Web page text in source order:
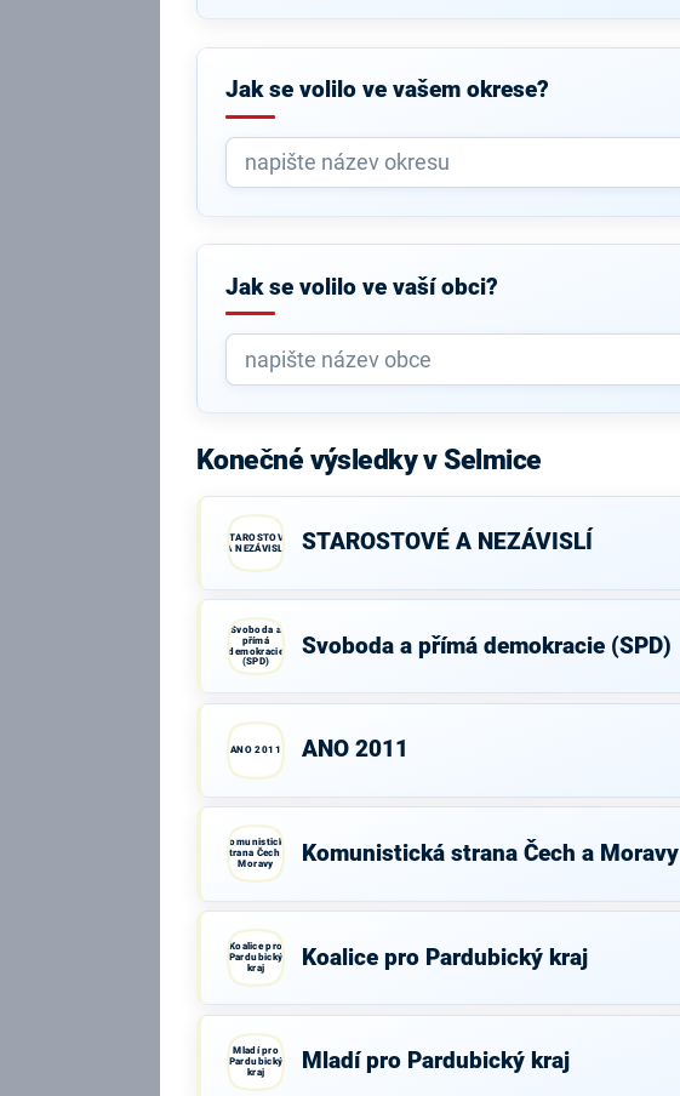
Jak se volilo ve vašem okrese?
Jak se volilo ve vaší obci?
Konečné výsledky v Selmice
STAROSTOVÉ
A NEZÁVISLÍ
STAROSTOVÉ A NEZÁVISLÍ
Svoboda a
přímá
demokracie
(SPD)
Svoboda a přímá demokracie (SPD)
ANO 2011 ANO 2011
Komunistická
strana Čech a
Moravy
Komunistická strana Čech a Moravy
Koalice pro
Pardubický
kraj
Koalice pro Pardubický kraj
Mladí pro
Pardubický
kraj
Mladí pro Pardubický kraj